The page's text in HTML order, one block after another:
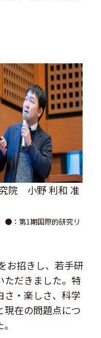
院 小野 利和 准
●：第1期国際的研究リ
お招きし、若手研
ただきました。特
さ・楽しさ、科学
現在の問題点につ